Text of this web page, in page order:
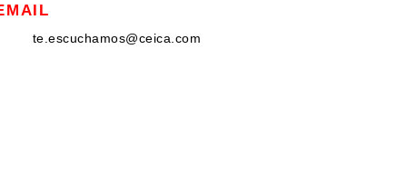
te.escuchamos@ceica.com